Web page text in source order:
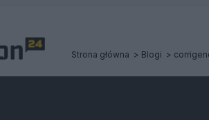
Strona główna Blogi